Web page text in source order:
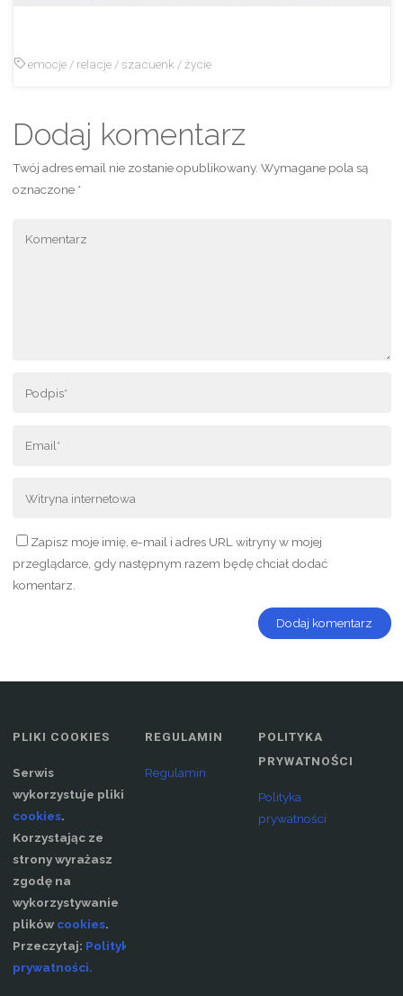
emocje / relacje /szacuenk / życie
Dodaj komentarz
Twój adres email nie zostanie opublikowany. Wymagane pola są
oznaczone *
Zapisz moje imię, e-mail i adres URL witryny w mojej
przeglądarce, gdy następnym razem będę chciał dodać
komentarz.
PLIKI COOKIES
Serwis
wykorzystuje pliki
cookies.
Korzystając ze
strony wyrażasz
zgodę na
wykorzystywanie
plików cookies.
Przeczytaj: Polityka
prywatności.
REGULAMIN
Regulamin
POLITYKA
PRYWATNOŚCI
Polityka
prywatności